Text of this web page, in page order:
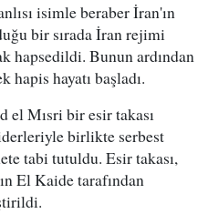
isimle beraber İran'ın
bir sırada İran rejimi
hapsedildi. Bunun ardından
hapis hayatı başladı.
el Mısri bir esir takası
birlikte serbest
tabi tutuldu. Esir takası,
El Kaide tarafından